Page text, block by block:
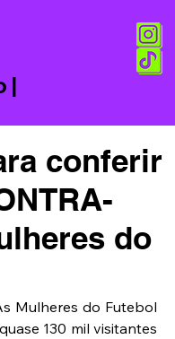
|
conferir
do
Mulheres do Futebol
130 mil visitantes